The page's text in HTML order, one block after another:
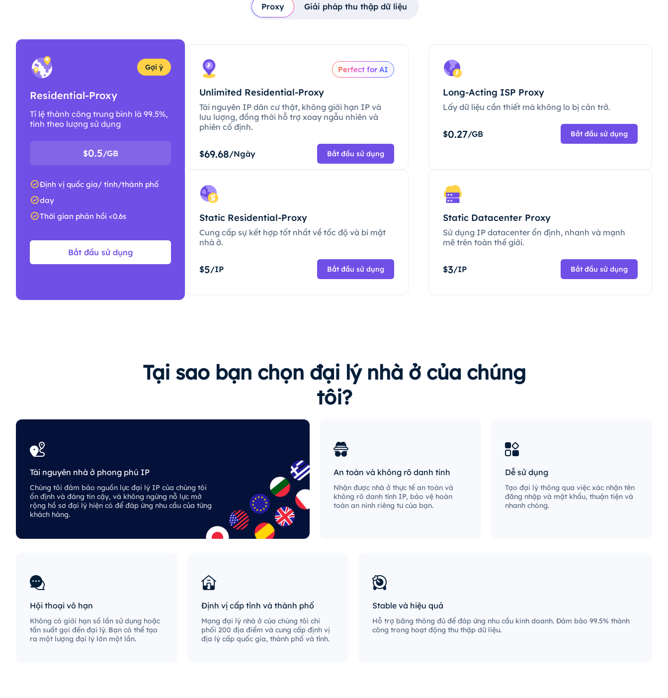
Proxy Giải pháp thu thập dữ liệu
Gợi ý
Residential-Proxy
Tỉ lệ thành công trung bình là 99.5%,
tính theo lượng sử dụng
$0.5/GB
Định vị quốc gia/ tỉnh/thành phố
day
Thời gian phản hồi <0.6s
Bắt đầu sử dụng
Perfect for AI
Unlimited Residential-Proxy
Tài nguyên IP dân cư thật, không giới hạn IP và
lưu lượng, đồng thời hỗ trợ xoay ngẫu nhiên và
phiên cố định.
$69.68/Ngày Bắt đầu sử dụng
Long-Acting ISP Proxy
Lấy dữ liệu cần thiết mà không lo bị cản trở.
$0.27/GB Bắt đầu sử dụng
Static Residential-Proxy
Cung cấp sự kết hợp tốt nhất về tốc độ và bí mật
nhà ở.
$5/IP Bắt đầu sử dụng
Static Datacenter Proxy
Sử dụng IP datacenter ổn định, nhanh và mạnh
mẽ trên toàn thế giới.
$3/IP Bắt đầu sử dụng
Tại sao bạn chọn đại lý nhà ở của chúng
tôi?
Tài nguyên nhà ở phong phú IP
Chúng tôi đảm bảo nguồn lực đại lý IP của chúng tôi
ổn định và đáng tin cậy, và không ngừng nỗ lực mở
rộng hồ sơ đại lý hiện có để đáp ứng nhu cầu của từng
khách hàng.
An toàn và không rõ danh tính
Nhận được nhà ở thực tế an toàn và
không rõ danh tính IP, bảo vệ hoàn
toàn an ninh riêng tư của bạn.
Dễ sử dụng
Tạo đại lý thông qua việc xác nhận tên
đăng nhập và mật khẩu, thuận tiện và
nhanh chóng.
Hội thoại vô hạn
Không có giới hạn số lần sử dụng hoặc
tần suất gọi đến đại lý. Bạn có thể tạo
ra một lượng đại lý lớn một lần.
Định vị cấp tỉnh và thành phố
Mạng đại lý nhà ở của chúng tôi chi
phối 200 địa điểm và cung cấp định vị
địa lý cấp quốc gia, thành phố và tỉnh.
Stable và hiệu quả
Hỗ trợ băng thông đủ để đáp ứng nhu cầu kinh doanh. Đảm bảo 99.5% thành
công trong hoạt động thu thập dữ liệu.